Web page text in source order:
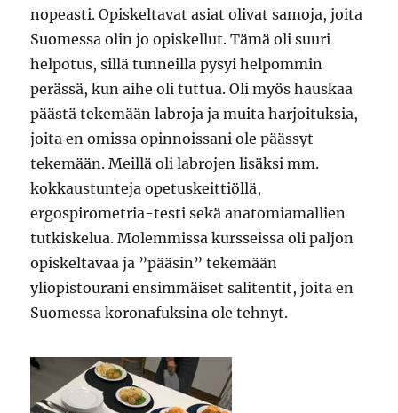
nopeasti. Opiskeltavat asiat olivat samoja, joita
Suomessa olin jo opiskellut. Tämä oli suuri
helpotus, sillä tunneilla pysyi helpommin
perässä, kun aihe oli tuttua. Oli myös hauskaa
päästä tekemään labroja ja muita harjoituksia,
joita en omissa opinnoissani ole päässyt
tekemään. Meillä oli labrojen lisäksi mm.
kokkaustunteja opetuskeittiöllä,
ergospirometria-testi sekä anatomiamallien
tutkiskelua. Molemmissa kursseissa oli paljon
opiskeltavaa ja ”pääsin” tekemään
yliopistourani ensimmäiset salitentit, joita en
Suomessa koronafuksina ole tehnyt.